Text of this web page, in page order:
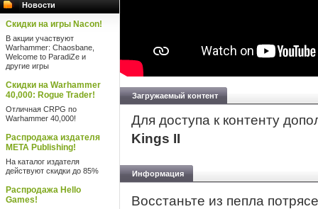
Новости
Скидки на игры Nacon!
В акции участвуют
Warhammer: Chaosbane,
Welcome to ParadiZe и
другие игры
Скидки на Warhammer
40,000: Rogue Trader!
Отличная CRPG по
Warhammer 40,000!
Распродажа издателя
META Publishing!
На каталог издателя
действуют скидки до 85%
Распродажа Hello
Games!
Загружаемый контент
Для доступа к контенту
Kings II
Информация
Восстаньте из пепла